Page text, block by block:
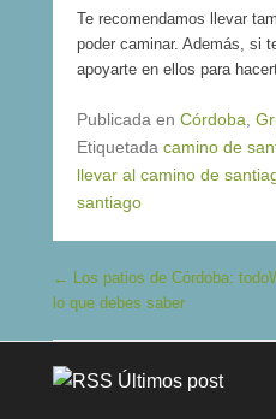
Te recomendamos llevar
poder caminar. Además, si
apoyarte en ellos para
Publicada en Córdoba,
Etiquetada camino de
llevar al camino de
santiago
Navegación de entradas
← Los patios de Córdoba: todo
lo que debes saber
Últimos post